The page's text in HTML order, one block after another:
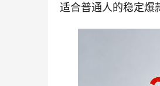
适合普通人的稳定爆